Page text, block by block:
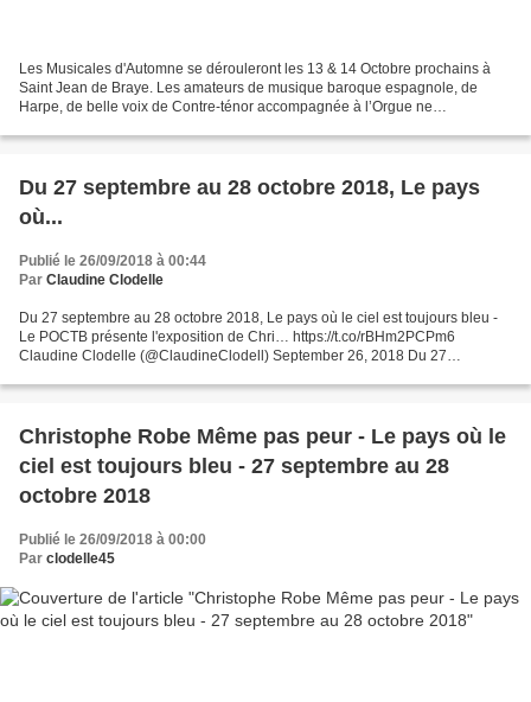
Les Musicales d'Automne se dérouleront les 13 & 14 Octobre prochains à
Saint Jean de Braye. Les amateurs de musique baroque espagnole, de
Harpe, de belle voix de Contre-ténor accompagnée à l’Orgue ne
Du 27 septembre au 28 octobre 2018, Le pays
où...
Publié le 26/09/2018 à 00:44
Par Claudine Clodelle
Du 27 septembre au 28 octobre 2018, Le pays où le ciel est toujours bleu -
Le POCTB présente l'exposition de Chri… https://t.co/rBHm2PCPm6
Claudine Clodelle (@ClaudineClodell) September 26, 2018 Du 27
Christophe Robe Même pas peur - Le pays où le
ciel est toujours bleu - 27 septembre au 28
octobre 2018
Publié le 26/09/2018 à 00:00
Par clodelle45